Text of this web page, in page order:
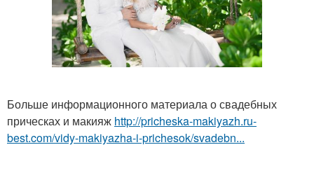
Больше информационного материала о свадебных
прическах и макияж http://pricheska-makiyazh.ru-
best.com/vidy-makiyazha-i-prichesok/svadebn...